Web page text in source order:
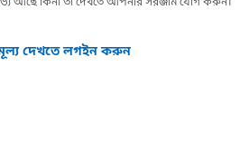
দেখতে লগইন করুন